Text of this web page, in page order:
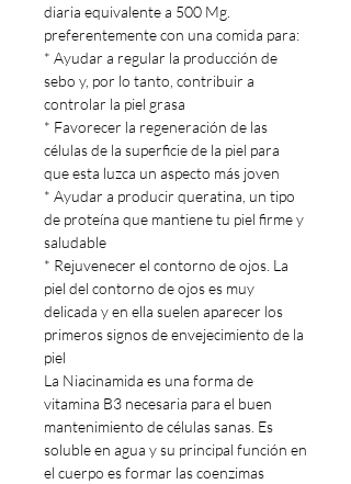
diaria equivalente a 500 Mg.
preferentemente con una comida para:
* Ayudar a regular la producción de
sebo y, por lo tanto, contribuir a
controlar la piel grasa
* Favorecer la regeneración de las
células de la superficie de la piel para
que esta luzca un aspecto más joven
* Ayudar a producir queratina, un tipo
de proteína que mantiene tu piel firme y
saludable
* Rejuvenecer el contorno de ojos. La
piel del contorno de ojos es muy
delicada y en ella suelen aparecer los
primeros signos de envejecimiento de la
piel
La Niacinamida es una forma de
vitamina B3 necesaria para el buen
mantenimiento de células sanas. Es
soluble en agua y su principal función en
el cuerpo es formar las coenzimas